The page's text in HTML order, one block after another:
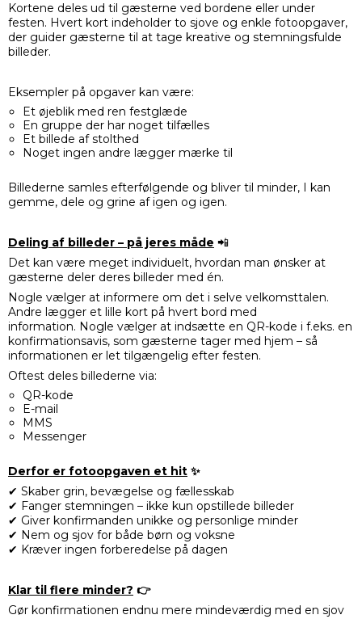
Kortene deles ud til gæsterne ved bordene eller under
festen. Hvert kort indeholder to sjove og enkle fotoopgaver,
der guider gæsterne til at tage kreative og stemningsfulde
billeder.
Eksempler på opgaver kan være:
Et øjeblik med ren festglæde
En gruppe der har noget tilfælles
Et billede af stolthed
Noget ingen andre lægger mærke til
Billederne samles efterfølgende og bliver til minder, I kan
gemme, dele og grine af igen og igen.
Deling af billeder – på jeres måde 📲
Det kan være meget individuelt, hvordan man ønsker at
gæsterne deler deres billeder med én.
Nogle vælger at informere om det i selve velkomsttalen.
Andre lægger et lille kort på hvert bord med
information. Nogle vælger at indsætte en QR-kode i f.eks. en
konfirmationsavis, som gæsterne tager med hjem – så
informationen er let tilgængelig efter festen.
Oftest deles billederne via:
QR-kode
E-mail
MMS
Messenger
Derfor er fotoopgaven et hit ✨
✔ Skaber grin, bevægelse og fællesskab
✔ Fanger stemningen – ikke kun opstillede billeder
✔ Giver konfirmanden unikke og personlige minder
✔ Nem og sjov for både børn og voksne
✔ Kræver ingen forberedelse på dagen
Klar til flere minder? 👉
Gør konfirmationen endnu mere mindeværdig med en sjov